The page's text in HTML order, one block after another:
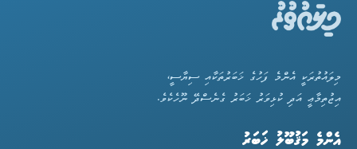
މިލައުތުރަކީ އެންމެ ފަހުގެ ޚަބަރުތަކާއި ސިޔާސީ،
އިޖުތިމާޢީ އަދި ކުޅިވަރު ޚަބަރު ގެނެސްދޭ ނޫހެކެވެ.
އެންމެ މަޤުބޫލު ޚަބަރު